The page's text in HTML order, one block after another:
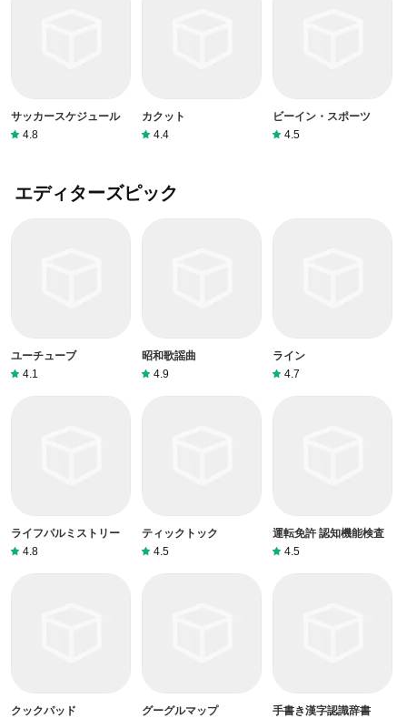
サッカースケジュール
4.8
カクット
4.4
ビーイン・スポーツ
4.5
エディターズピック
ユーチューブ
4.1
昭和歌謡曲
4.9
ライン
4.7
ライフパルミストリー
4.8
ティックトック
4.5
運転免許 認知機能検査
4.5
クックパッド
グーグルマップ
手書き漢字認識辞書